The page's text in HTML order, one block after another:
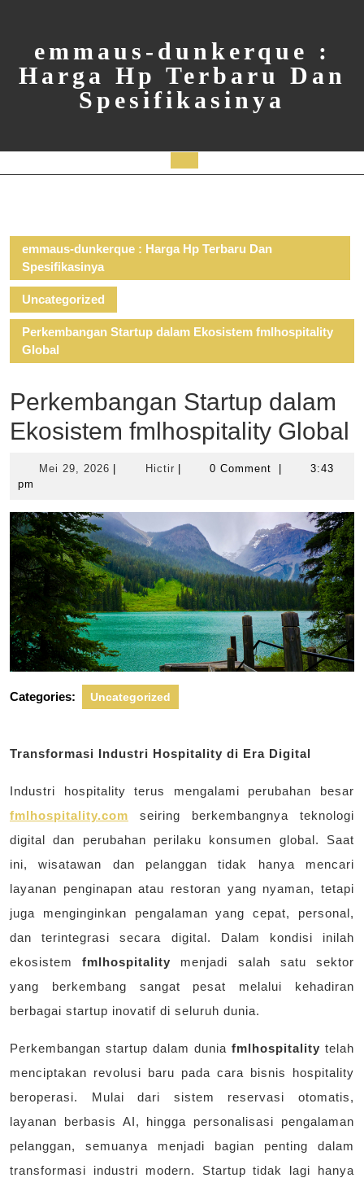
emmaus-dunkerque :
Harga Hp Terbaru Dan
Spesifikasinya
emmaus-dunkerque : Harga Hp Terbaru Dan
Spesifikasinya
Uncategorized
Perkembangan Startup dalam Ekosistem fmlhospitality
Global
Perkembangan Startup dalam
Ekosistem fmlhospitality Global
Mei 29, 2026 Mei
HictirHictir 0 Comment
3:43
pm
Categories: Uncategorized
Transformasi Industri Hospitality di Era Digital
Industri hospitality terus mengalami perubahan besar
fmlhospitality.com seiring berkembangnya teknologi
digital dan perubahan perilaku konsumen global. Saat
ini, wisatawan dan pelanggan tidak hanya mencari
layanan penginapan atau restoran yang nyaman, tetapi
juga menginginkan pengalaman yang cepat, personal,
dan terintegrasi secara digital. Dalam kondisi inilah
ekosistemfmlhospitality menjadi salah satu sektor
yang berkembang sangat pesat melalui kehadiran
berbagai startup inovatif di seluruh dunia.
Perkembangan startup dalam dunia fmlhospitality telah
menciptakan revolusi baru pada cara bisnis hospitality
beroperasi. Mulai dari sistem reservasi otomatis,
layanan berbasis AI, hingga personalisasi pengalaman
pelanggan, semuanya menjadi bagian penting dalam
transformasi industri modern. Startup tidak lagi hanya